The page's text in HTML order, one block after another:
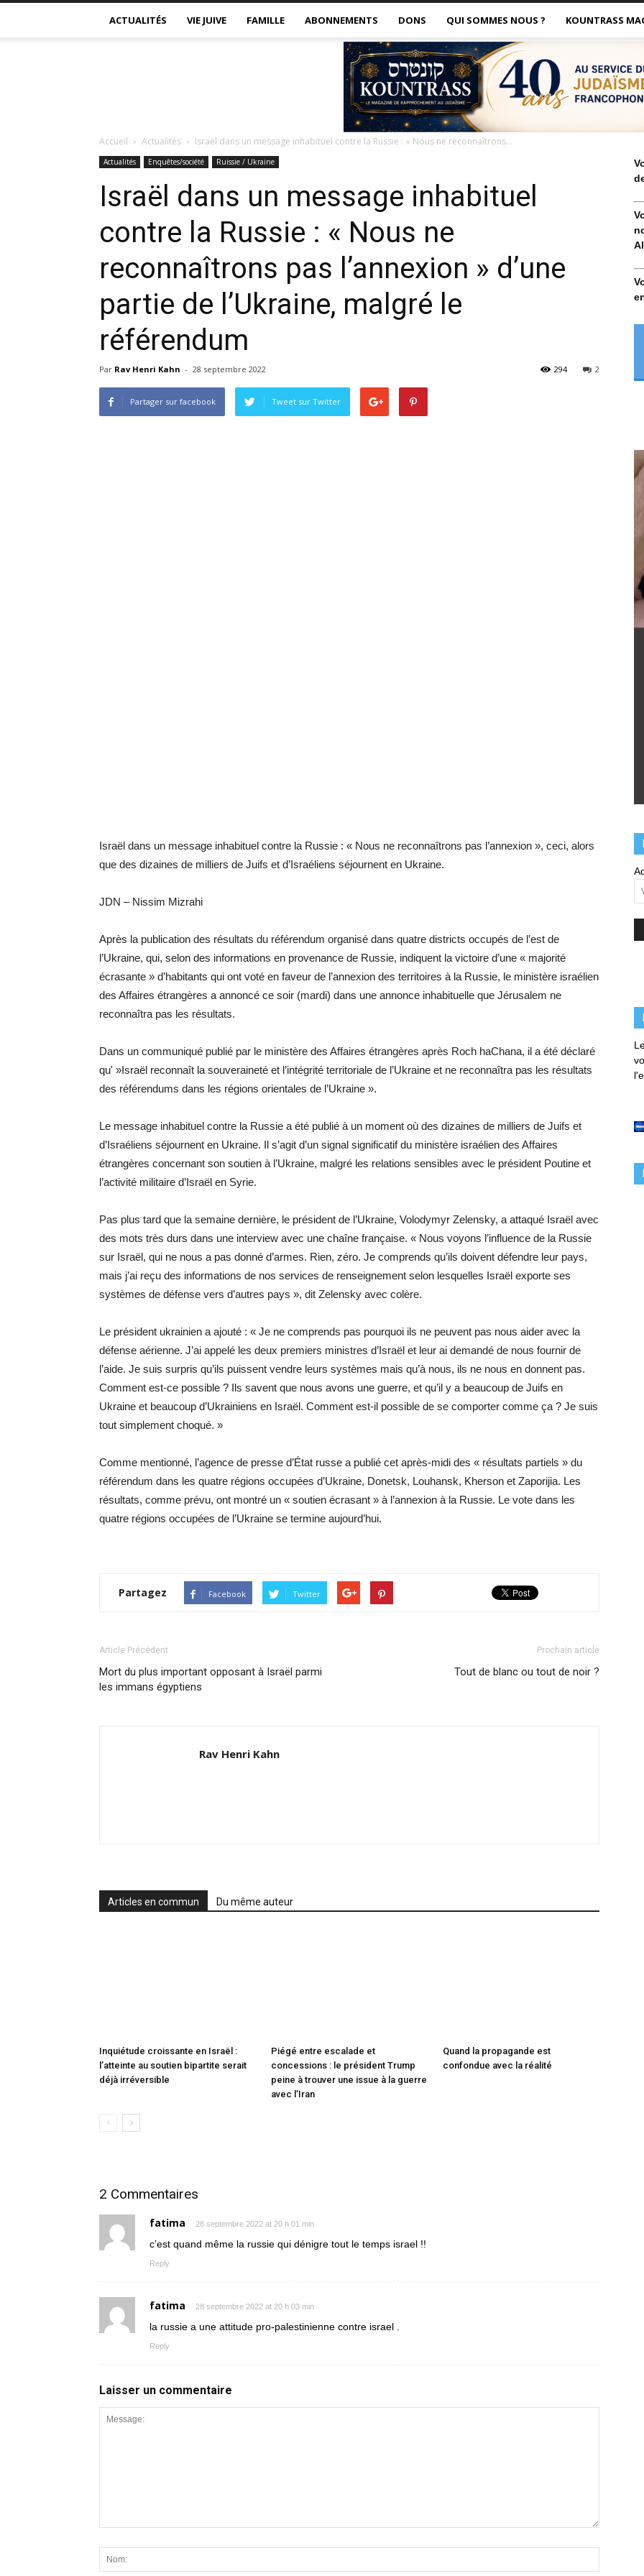
ACTUALITÉS VIE JUIVE FAMILLE ABONNEMENTS DONS QUI SOMMES NOUS ? KOUNTRASS
Accueil Actualités Israël dans un message inhabituel contre la Russie : « Nous ne reconnaîtrons...
Actualités Enquêtes/société Ruissie / Ukraine
Israël dans un message inhabituel
contre la Russie : « Nous ne
reconnaîtrons pas l’annexion » d’une
partie de l’Ukraine, malgré le
référendum
Par Rav Henri Kahn - 28 septembre 2022 2
294
Partager sur facebook Tweet sur Twitter
Israël dans un message inhabituel contre la Russie : « Nous ne reconnaîtrons pas l’annexion », ceci, alors
que des dizaines de milliers de Juifs et d’Israéliens séjournent en Ukraine.
JDN – Nissim Mizrahi
Après la publication des résultats du référendum organisé dans quatre districts occupés de l’est de
l’Ukraine, qui, selon des informations en provenance de Russie, indiquent la victoire d’une « majorité
écrasante » d’habitants qui ont voté en faveur de l’annexion des territoires à la Russie, le ministère israélien
des Affaires étrangères a annoncé ce soir (mardi) dans une annonce inhabituelle que Jérusalem ne
reconnaîtra pas les résultats.
Dans un communiqué publié par le ministère des Affaires étrangères après Roch haChana, il a été déclaré
qu' »Israël reconnaît la souveraineté et l’intégrité territoriale de l’Ukraine et ne reconnaîtra pas les résultats
des référendums dans les régions orientales de l’Ukraine ».
Le message inhabituel contre la Russie a été publié à un moment où des dizaines de milliers de Juifs et
d’Israéliens séjournent en Ukraine. Il s’agit d’un signal significatif du ministère israélien des Affaires
étrangères concernant son soutien à l’Ukraine, malgré les relations sensibles avec le président Poutine et
l’activité militaire d’Israël en Syrie.
Pas plus tard que la semaine dernière, le président de l’Ukraine, Volodymyr Zelensky, a attaqué Israël avec
des mots très durs dans une interview avec une chaîne française. « Nous voyons l’influence de la Russie
sur Israël, qui ne nous a pas donné d’armes. Rien, zéro. Je comprends qu’ils doivent défendre leur pays,
mais j’ai reçu des informations de nos services de renseignement selon lesquelles Israël exporte ses
systèmes de défense vers d’autres pays », dit Zelensky avec colère.
Le président ukrainien a ajouté : « Je ne comprends pas pourquoi ils ne peuvent pas nous aider avec la
défense aérienne. J’ai appelé les deux premiers ministres d’Israël et leur ai demandé de nous fournir de
l’aide. Je suis surpris qu’ils puissent vendre leurs systèmes mais qu’à nous, ils ne nous en donnent pas.
Comment est-ce possible ? Ils savent que nous avons une guerre, et qu’il y a beaucoup de Juifs en
Ukraine et beaucoup d’Ukrainiens en Israël. Comment est-il possible de se comporter comme ça ? Je suis
tout simplement choqué. »
Comme mentionné, l’agence de presse d’État russe a publié cet après-midi des « résultats partiels » du
référendum dans les quatre régions occupées d’Ukraine, Donetsk, Louhansk, Kherson et Zaporijia. Les
résultats, comme prévu, ont montré un « soutien écrasant » à l’annexion à la Russie. Le vote dans les
quatre régions occupées de l’Ukraine se termine aujourd’hui.
Partagez Facebook Twitter
Article Précédent
Mort du plus important opposant à Israël parmi
les immans égyptiens
Prochain article
Tout de blanc ou tout de noir ?
Rav Henri Kahn
Articles en commun Du même auteur
Inquiétude croissante en Israël :
l’atteinte au soutien bipartite serait
déjà irréversible
Piégé entre escalade et
concessions : le président Trump
peine à trouver une issue à la guerre
avec l’Iran
Quand la propagande est
confondue avec la réalité
2 Commentaires
fatima 28 septembre 2022 at 20 h 01 min
c’est quand même la russie qui dénigre tout le temps israel !!
Reply
fatima 28 septembre 2022 at 20 h 03 min
la russie a une attitude pro-palestinienne contre israel .
Reply
Laisser un commentaire